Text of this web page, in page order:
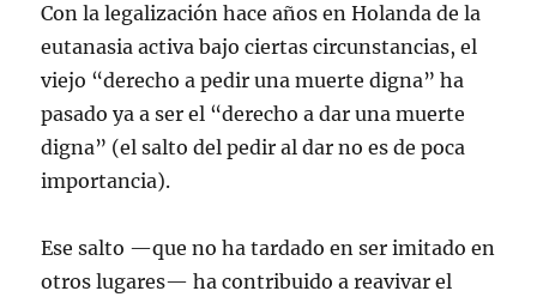
Con la legalización hace años en Holanda de la
eutanasia activa bajo ciertas circunstancias, el
viejo “derecho a pedir una muerte digna” ha
pasado ya a ser el “derecho a dar una muerte
digna” (el salto del pedir al dar no es de poca
importancia).
Ese salto —que no ha tardado en ser imitado en
otros lugares— ha contribuido a reavivar el